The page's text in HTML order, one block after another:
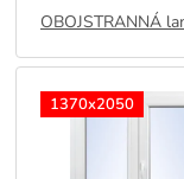
OBOJSTRANNÁ
1370x2050